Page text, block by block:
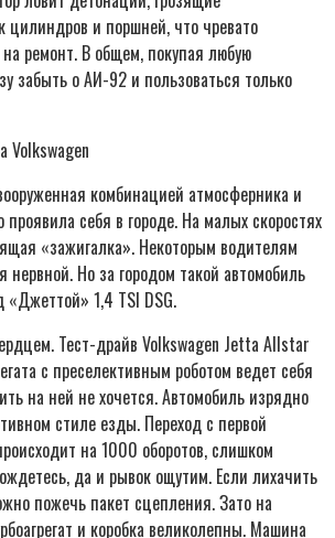
цилиндров и поршней, что чревато
ремонт. В общем, покупая любую
забыть о АИ-92 и пользоваться только
Volkswagen
комбинацией атмосферника и
проявила себя в городе. На малых скоростях
«зажигалка». Некоторым водителям
Но за городом такой автомобиль
«Джеттой» 1,4 TSI DSG.
Тест-драйв Volkswagen Jetta Allstar
с преселективным роботом ведет себя
на ней не хочется. Автомобиль изрядно
стиле езды. Переход с первой
на 1000 оборотов, слишком
да и рывок ощутим. Если лихачить
пожечь пакет сцепления. Зато на
и коробка великолепны. Машина